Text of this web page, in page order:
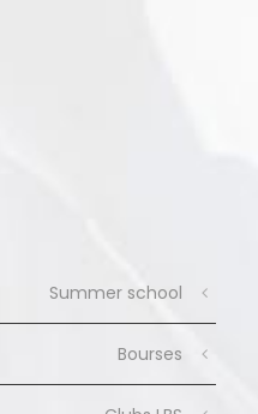
Summer school
Bourses